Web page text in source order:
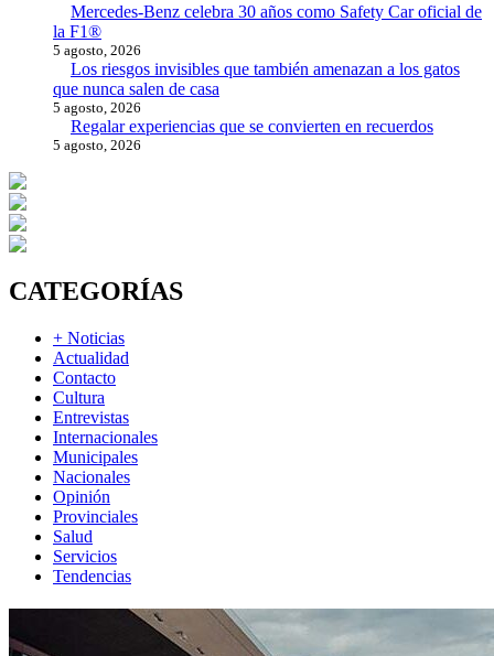
Mercedes-Benz celebra 30 años como Safety Car oficial de
la F1®
5 agosto, 2026
Los riesgos invisibles que también amenazan a los gatos
que nunca salen de casa
5 agosto, 2026
Regalar experiencias que se convierten en recuerdos
5 agosto, 2026
CATEGORÍAS
+ Noticias
Actualidad
Contacto
Cultura
Entrevistas
Internacionales
Municipales
Nacionales
Opinión
Provinciales
Salud
Servicios
Tendencias